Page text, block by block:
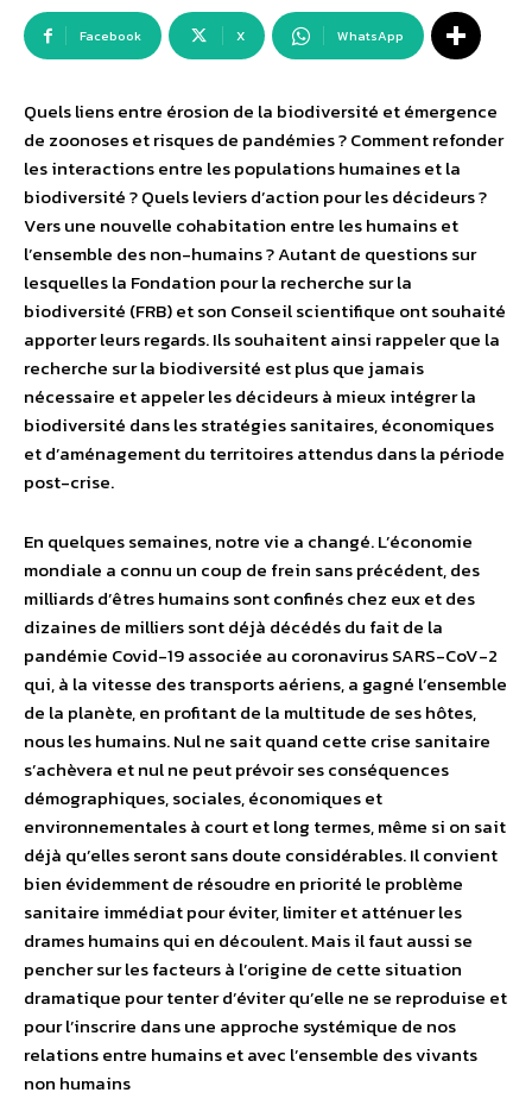
Facebook X WhatsApp
Quels liens entre érosion de la biodiversité et émergence
de zoonoses et risques de pandémies ? Comment refonder
les interactions entre les populations humaines et la
biodiversité ? Quels leviers d’action pour les décideurs ?
Vers une nouvelle cohabitation entre les humains et
l’ensemble des non-humains ? Autant de questions sur
lesquelles la Fondation pour la recherche sur la
biodiversité (FRB) et son Conseil scientifique ont souhaité
apporter leurs regards. Ils souhaitent ainsi rappeler que la
recherche sur la biodiversité est plus que jamais
nécessaire et appeler les décideurs à mieux intégrer la
biodiversité dans les stratégies sanitaires, économiques
et d’aménagement du territoires attendus dans la période
post-crise.
En quelques semaines, notre vie a changé. L’économie
mondiale a connu un coup de frein sans précédent, des
milliards d’êtres humains sont confinés chez eux et des
dizaines de milliers sont déjà décédés du fait de la
pandémie Covid-19 associée au coronavirus SARS-CoV-2
qui, à la vitesse des transports aériens, a gagné l’ensemble
de la planète, en profitant de la multitude de ses hôtes,
nous les humains. Nul ne sait quand cette crise sanitaire
s’achèvera et nul ne peut prévoir ses conséquences
démographiques, sociales, économiques et
environnementales à court et long termes, même si on sait
déjà qu’elles seront sans doute considérables. Il convient
bien évidemment de résoudre en priorité le problème
sanitaire immédiat pour éviter, limiter et atténuer les
drames humains qui en découlent. Mais il faut aussi se
pencher sur les facteurs à l’origine de cette situation
dramatique pour tenter d’éviter qu’elle ne se reproduise et
pour l’inscrire dans une approche systémique de nos
relations entre humains et avec l’ensemble des vivants
non humains